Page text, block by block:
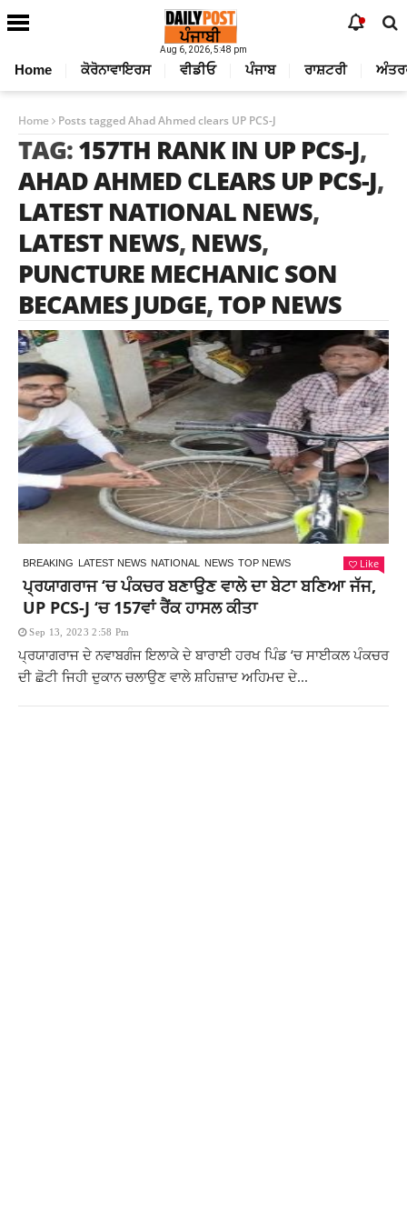
Aug 6, 2026, 5:48 pm
Home ਕੋਰੋਨਾਵਾਇਰਸ ਵੀਡੀਓ ਪੰਜਾਬ ਰਾਸ਼ਟਰੀ
Home Posts tagged Ahad Ahmed clears UP PCS-J
TAG:157TH RANK IN UP PCS-J,
AHAD AHMED CLEARS UP PCS-J,
LATEST NATIONAL NEWS,
LATEST NEWS, NEWS,
PUNCTURE MECHANIC SON
BECAMES JUDGE,TOP NEWS
BREAKING LATEST NEWS NATIONAL NEWS TOP NEWS Like
ਪ੍ਰਯਾਗਰਾਜ ‘ਚ ਪੰਕਚਰ ਬਣਾਉਣ ਵਾਲੇ ਦਾ ਬੇਟਾ ਬਣਿਆ ਜੱਜ,
UP PCS-J ‘ਚ 157ਵਾਂ ਰੈਂਕ ਹਾਸਲ ਕੀਤਾ
Sep 13, 2023 2:58 Pm
ਪ੍ਰਯਾਗਰਾਜ ਦੇ ਨਵਾਬਗੰਜ ਇਲਾਕੇ ਦੇ ਬਾਰਾਈ ਹਰਖ ਪਿੰਡ ‘ਚ ਸਾਈਕਲ ਪੰਕਚਰ
ਦੀ ਛੋਟੀ ਜਿਹੀ ਦੁਕਾਨ ਚਲਾਉਣ ਵਾਲੇ ਸ਼ਹਿਜ਼ਾਦ ਅਹਿਮਦ ਦੇ...